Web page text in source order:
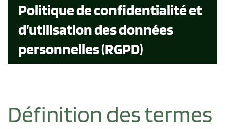
Politique de confidentialité et
d’utilisation des données
personnelles (RGPD)
Définition des termes